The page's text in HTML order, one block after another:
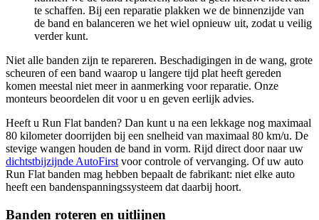
te schaffen. Bij een reparatie plakken we de binnenzijde van
de band en balanceren we het wiel opnieuw uit, zodat u veilig
verder kunt.
Niet alle banden zijn te repareren. Beschadigingen in de wang, grote
scheuren of een band waarop u langere tijd plat heeft gereden
komen meestal niet meer in aanmerking voor reparatie. Onze
monteurs beoordelen dit voor u en geven eerlijk advies.
Heeft u Run Flat banden? Dan kunt u na een lekkage nog maximaal
80 kilometer doorrijden bij een snelheid van maximaal 80 km/u. De
stevige wangen houden de band in vorm. Rijd direct door naar uw
dichtstbijzijnde AutoFirst voor controle of vervanging. Of uw auto
Run Flat banden mag hebben bepaalt de fabrikant: niet elke auto
heeft een bandenspanningssysteem dat daarbij hoort.
Banden roteren en uitlijnen